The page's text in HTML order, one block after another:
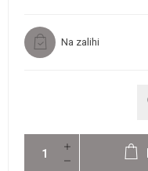
Na zalihi